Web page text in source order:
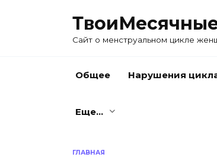
Сайт о менструальном цикле
Общее Нарушения
Еще…
ГЛАВНАЯ